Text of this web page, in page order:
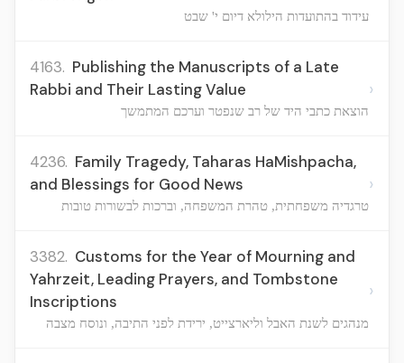
עידוד בהתועדות הילולא דיום י' שבט
4163. Publishing the Manuscripts of a Late
Rabbi and Their Lasting Value
הוצאת כתבי היד של רב שנפטר וערכם המתמשך
›
4236. Family Tragedy, Taharas HaMishpacha,
and Blessings for Good News
טרגדיה משפחתית, טהרת המשפחה, וברכות לבשורות טובות
›
3382. Customs for the Year of Mourning and
Yahrzeit, Leading Prayers, and Tombstone
Inscriptions
מנהגים לשנת האבל וליארצייט, ירידת לפני התיבה, ונוסח מצבה
›